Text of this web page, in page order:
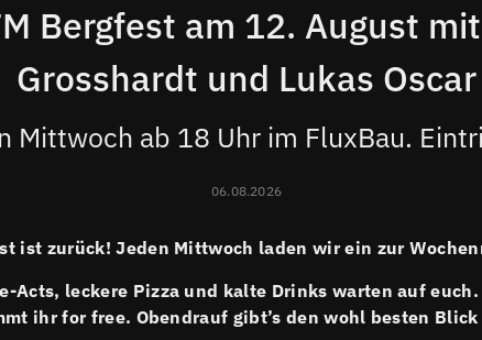
Bergfest am 12. August
Grosshardt und Lukas Oscar
Mittwoch ab 18 Uhr im FluxBau.
06.08.2026
ist zurück! Jeden Mittwoch laden wir ein zur
Acts, leckere Pizza und kalte Drinks warten auf
ihr for free. Obendrauf gibt’s den wohl besten